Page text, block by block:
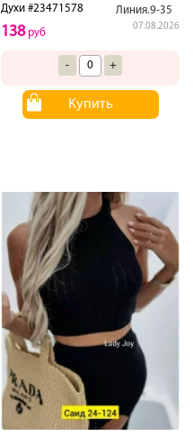
Духи #23471578 Линия.9-35
07.08.2026
138руб
- +
Купить